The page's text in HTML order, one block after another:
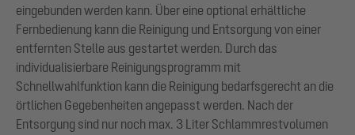
eingebunden werden kann. Über eine optional erhältliche
Fernbedienung kann die Reinigung und Entsorgung von einer
entfernten Stelle aus gestartet werden. Durch das
individualisierbare Reinigungsprogramm mit
Schnellwahlfunktion kann die Reinigung bedarfsgerecht an die
örtlichen Gegebenheiten angepasst werden. Nach der
Entsorgung sind nur noch max. 3 Liter Schlammrestvolumen